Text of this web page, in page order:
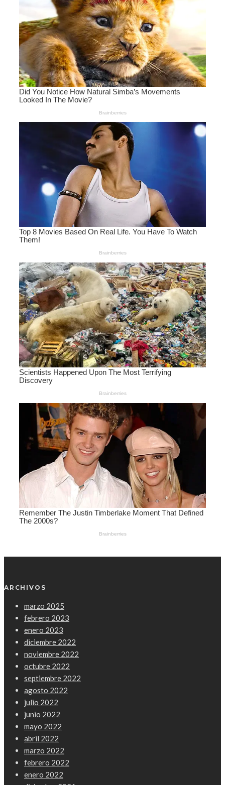
ARCHIVOS
marzo 2025
febrero 2023
enero 2023
diciembre 2022
noviembre 2022
octubre 2022
septiembre 2022
agosto 2022
julio 2022
junio 2022
mayo 2022
abril 2022
marzo 2022
febrero 2022
enero 2022